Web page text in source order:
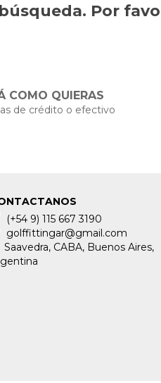
Por
COMO QUIERAS
de crédito o efectivo
(+54 9) 115 667 3190
golffittingar@gmail.com
Saavedra, CABA, Buenos Aires,